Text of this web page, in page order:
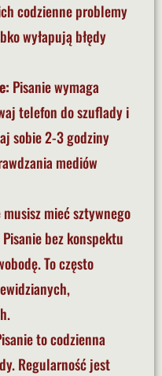
codzienne problemy
wyłapują błędy
Pisanie wymaga
telefon do szuflady i
sobie 2-3 godziny
mediów
musisz mieć sztywnego
bez konspektu
To często
to codzienna
Regularność jest